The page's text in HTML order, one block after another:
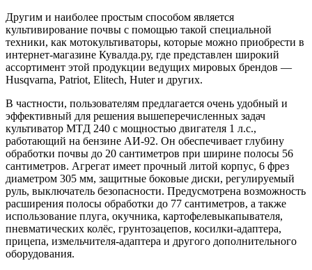
Другим и наиболее простым способом является
культивирование почвы с помощью такой специальной
техники, как мотокультиваторы, которые можно приобрести в
интернет-магазине Кувалда.ру, где представлен широкий
ассортимент этой продукции ведущих мировых брендов —
Husqvarna, Patriot, Elitech, Huter и других.
В частности, пользователям предлагается очень удобный и
эффективный для решения вышеперечисленных задач
культиватор MTД 240 с мощностью двигателя 1 л.с.,
работающий на бензине АИ-92. Он обеспечивает глубину
обработки почвы до 20 сантиметров при ширине полосы 56
сантиметров. Агрегат имеет прочный литой корпус, 6 фрез
диаметром 305 мм, защитные боковые диски, регулируемый
руль, выключатель безопасности. Предусмотрена возможность
расширения полосы обработки до 77 сантиметров, а также
использование плуга, окучника, картофелевыкапывателя,
пневматических колёс, грунтозацепов, косилки-адаптера,
прицепа, измельчителя-адаптера и другого дополнительного
оборудования.